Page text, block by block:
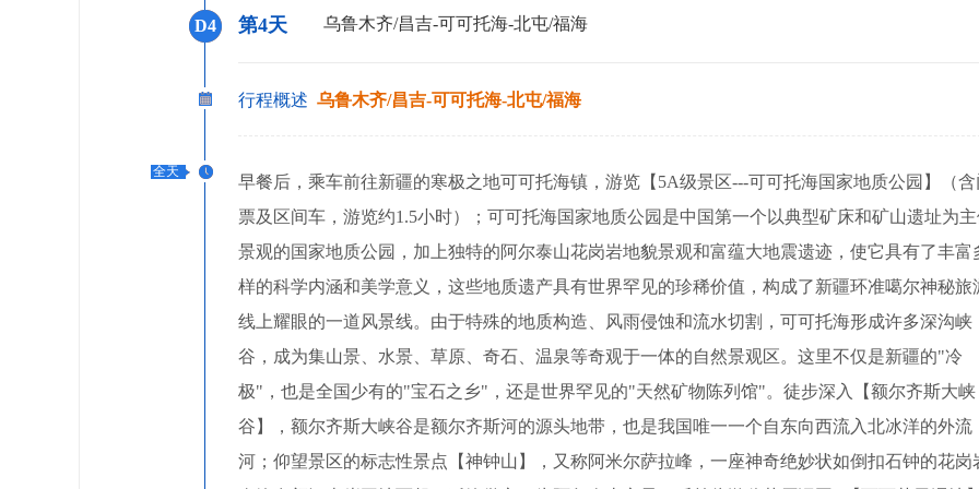
D4 第4天 乌鲁木齐/昌吉-可可托海-北屯/福海
行程概述 乌鲁木齐/昌吉-可可托海-北屯/福海
全天
早餐后，乘车前往新疆的寒极之地可可托海镇，游览【5A级景区---可可托海国家地质公园】（含
票及区间车，游览约1.5小时）；可可托海国家地质公园是中国第一个以典型矿床和矿山遗址为
景观的国家地质公园，加上独特的阿尔泰山花岗岩地貌景观和富蕴大地震遗迹，使它具有了丰富
样的科学内涵和美学意义，这些地质遗产具有世界罕见的珍稀价值，构成了新疆环准噶尔神秘旅
线上耀眼的一道风景线。由于特殊的地质构造、风雨侵蚀和流水切割，可可托海形成许多深沟峡
谷，成为集山景、水景、草原、奇石、温泉等奇观于一体的自然景观区。这里不仅是新疆的"冷
极"，也是全国少有的"宝石之乡"，还是世界罕见的"天然矿物陈列馆"。徒步深入【额尔齐斯大峡
谷】，额尔齐斯大峡谷是额尔齐斯河的源头地带，也是我国唯一一个自东向西流入北冰洋的外流
河；仰望景区的标志性景点【神钟山】，又称阿米尔萨拉峰，一座神奇绝妙状如倒扣石钟的花岗